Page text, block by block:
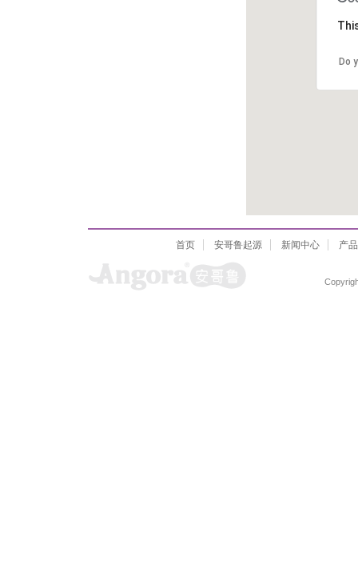
Do
首页 安哥鲁起源 新闻中心 产